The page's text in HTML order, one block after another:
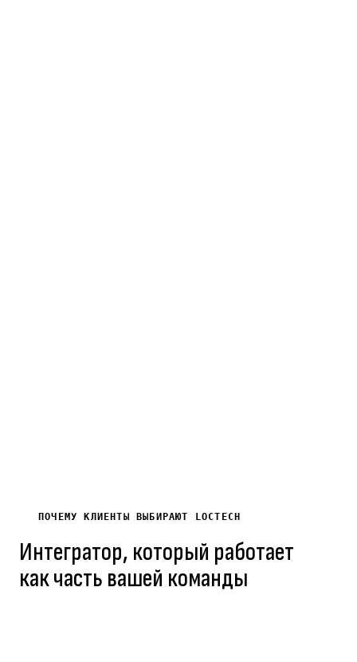
ПОЧЕМУ КЛИЕНТЫ ВЫБИРАЮТ LOCTECH
Интегратор, который работает
как часть вашей команды